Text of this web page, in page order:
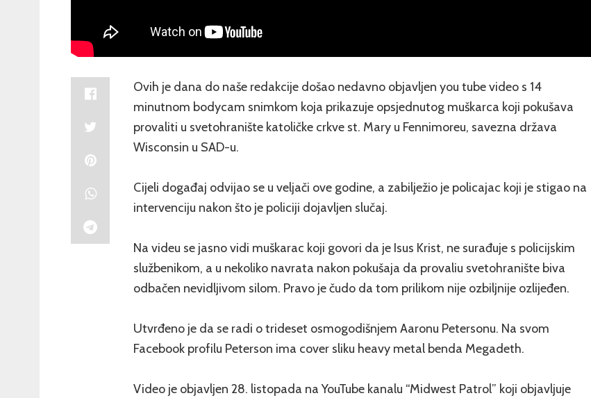
Ovih je dana do naše redakcije došao nedavno objavljen you tube video s 14
minutnom bodycam snimkom koja prikazuje opsjednutog muškarca koji pokušava
provaliti u svetohranište katoličke crkve st. Mary u Fennimoreu, savezna država
Wisconsin u SAD-u.
Cijeli događaj odvijao se u veljači ove godine, a zabilježio je policajac koji je stigao na
intervenciju nakon što je policiji dojavljen slučaj.
Na videu se jasno vidi muškarac koji govori da je Isus Krist, ne surađuje s policijskim
službenikom, a u nekoliko navrata nakon pokušaja da provaliu svetohranište biva
odbačen nevidljivom silom. Pravo je čudo da tom prilikom nije ozbiljnije ozlijeđen.
Utvrđeno je da se radi o trideset osmogodišnjem Aaronu Petersonu. Na svom
Facebook profilu Peterson ima cover sliku heavy metal benda Megadeth.
Video je objavljen 28. listopada na YouTube kanalu “Midwest Patrol” koji objavljuje